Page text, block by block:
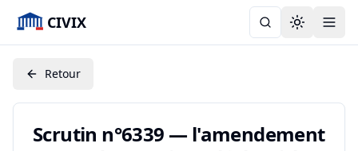
CIVIX Toggle
Retour
Scrutin n°6339 — l'amendement